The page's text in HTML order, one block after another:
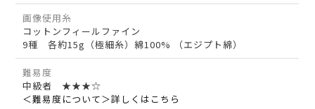
画像使用糸
コットンフィールファイン
9種 各約15g（極細糸）綿100% （エジプト綿）
難易度
中級者 ★★★☆
＜難易度について＞詳しくはこちら